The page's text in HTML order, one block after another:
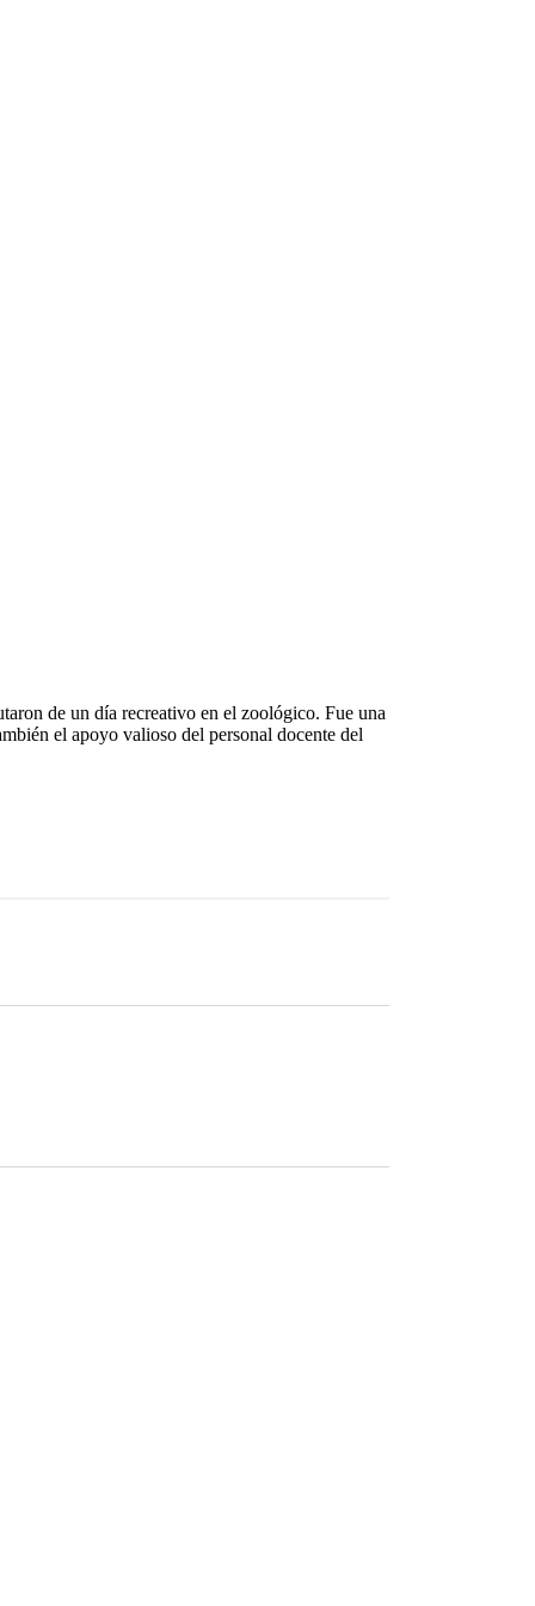
de un día recreativo en el zoológico. Fue una
el apoyo valioso del personal docente del